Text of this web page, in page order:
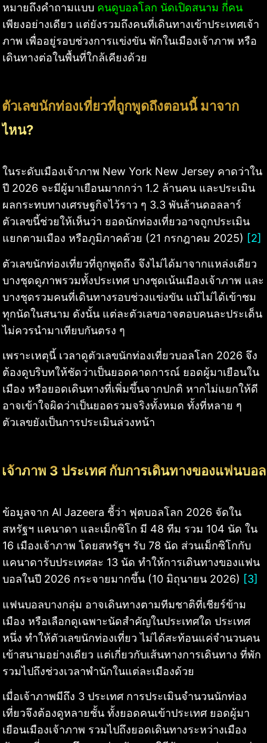
หมายถึงคำถามแบบ คนดูบอลโลก นัดเปิดสนาม กี่คน
เพียงอย่างเดียว แต่ยังรวมถึงคนที่เดินทางเข้าประเทศเจ้า
ภาพ เพื่ออยู่รอบช่วงการแข่งขัน พักในเมืองเจ้าภาพ หรือ
เดินทางต่อในพื้นที่ใกล้เคียงด้วย
ตัวเลขนักท่องเที่ยวที่ถูกพูดถึงตอนนี้ มาจาก
ไหน?
ในระดับเมืองเจ้าภาพ New York New Jersey คาดว่าใน
ปี 2026 จะมีผู้มาเยือนมากกว่า 1.2 ล้านคน และประเมิน
ผลกระทบทางเศรษฐกิจไว้ราว ๆ 3.3 พันล้านดอลลาร์
ตัวเลขนี้ช่วยให้เห็นว่า ยอดนักท่องเที่ยวอาจถูกประเมิน
แยกตามเมือง หรือภูมิภาคด้วย (21 กรกฎาคม 2025) [2]
ตัวเลขนักท่องเที่ยวที่ถูกพูดถึง จึงไม่ได้มาจากแหล่งเดียว
บางชุดดูภาพรวมทั้งประเทศ บางชุดเน้นเมืองเจ้าภาพ และ
บางชุดรวมคนที่เดินทางรอบช่วงแข่งขัน แม้ไม่ได้เข้าชม
ทุกนัดในสนาม ดังนั้น แต่ละตัวเลขอาจตอบคนละประเด็น
ไม่ควรนำมาเทียบกันตรง ๆ
เพราะเหตุนี้ เวลาดูตัวเลขนักท่องเที่ยวบอลโลก 2026 จึง
ต้องดูบริบทให้ชัดว่าเป็นยอดคาดการณ์ ยอดผู้มาเยือนใน
เมือง หรือยอดเดินทางที่เพิ่มขึ้นจากปกติ หากไม่แยกให้ดี
อาจเข้าใจผิดว่าเป็นยอดรวมจริงทั้งหมด ทั้งที่หลาย ๆ
ตัวเลขยังเป็นการประเมินล่วงหน้า
เจ้าภาพ 3 ประเทศ กับการเดินทางของแฟนบอล
ข้อมูลจาก Al Jazeera ชี้ว่า ฟุตบอลโลก 2026 จัดใน
สหรัฐฯ แคนาดา และเม็กซิโก มี 48 ทีม รวม 104 นัด ใน
16 เมืองเจ้าภาพ โดยสหรัฐฯ รับ 78 นัด ส่วนเม็กซิโกกับ
แคนาดารับประเทศละ 13 นัด ทำให้การเดินทางของแฟน
บอลในปี 2026 กระจายมากขึ้น (10 มิถุนายน 2026) [3]
แฟนบอลบางกลุ่ม อาจเดินทางตามทีมชาติที่เชียร์ข้าม
เมือง หรือเลือกดูเฉพาะนัดสำคัญในประเทศใด ประเทศ
หนึ่ง ทำให้ตัวเลขนักท่องเที่ยว ไม่ได้สะท้อนแค่จำนวนคน
เข้าสนามอย่างเดียว แต่เกี่ยวกับเส้นทางการเดินทาง ที่พัก
รวมไปถึงช่วงเวลาพำนักในแต่ละเมืองด้วย
เมื่อเจ้าภาพมีถึง 3 ประเทศ การประเมินจำนวนนักท่อง
เที่ยวจึงต้องดูหลายชั้น ทั้งยอดคนเข้าประเทศ ยอดผู้มา
เยือนเมืองเจ้าภาพ รวมไปถึงยอดเดินทางระหว่างเมือง